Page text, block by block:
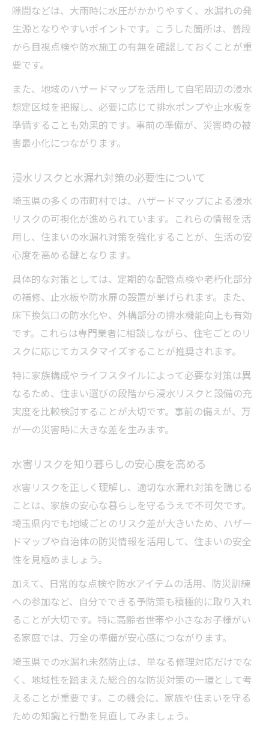
隙間などは、大雨時に水圧がかかりやすく、水漏れの発
生源となりやすいポイントです。こうした箇所は、普段
から目視点検や防水施工の有無を確認しておくことが重
要です。
また、地域のハザードマップを活用して自宅周辺の浸水
想定区域を把握し、必要に応じて排水ポンプや止水板を
準備することも効果的です。事前の準備が、災害時の被
害最小化につながります。
浸水リスクと水漏れ対策の必要性について
埼玉県の多くの市町村では、ハザードマップによる浸水
リスクの可視化が進められています。これらの情報を活
用し、住まいの水漏れ対策を強化することが、生活の安
心度を高める鍵となります。
具体的な対策としては、定期的な配管点検や老朽化部分
の補修、止水板や防水扉の設置が挙げられます。また、
床下換気口の防水化や、外構部分の排水機能向上も有効
です。これらは専門業者に相談しながら、住宅ごとのリ
スクに応じてカスタマイズすることが推奨されます。
特に家族構成やライフスタイルによって必要な対策は異
なるため、住まい選びの段階から浸水リスクと設備の充
実度を比較検討することが大切です。事前の備えが、万
が一の災害時に大きな差を生みます。
水害リスクを知り暮らしの安心度を高める
水害リスクを正しく理解し、適切な水漏れ対策を講じる
ことは、家族の安心な暮らしを守るうえで不可欠です。
埼玉県内でも地域ごとのリスク差が大きいため、ハザー
ドマップや自治体の防災情報を活用して、住まいの安全
性を見極めましょう。
加えて、日常的な点検や防水アイテムの活用、防災訓練
への参加など、自分でできる予防策も積極的に取り入れ
ることが大切です。特に高齢者世帯や小さなお子様がい
る家庭では、万全の準備が安心感につながります。
埼玉県での水漏れ未然防止は、単なる修理対応だけでな
く、地域性を踏まえた総合的な防災対策の一環として考
えることが重要です。この機会に、家族や住まいを守る
ための知識と行動を見直してみましょう。